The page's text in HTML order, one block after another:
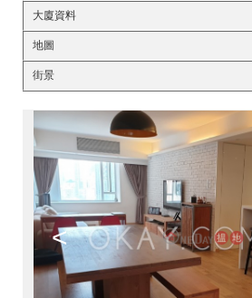
大廈資料
地圖
街景
<